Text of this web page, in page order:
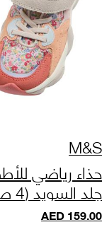
M&S
حذاء رياضي
كبير) AED159.00